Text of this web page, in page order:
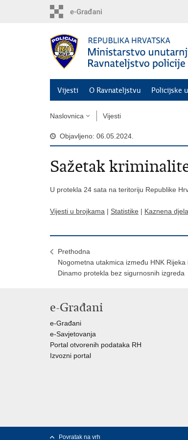
Vijesti O Ravnateljstvu Policijske
Naslovnica Vijesti
Objavljeno: 06.05.2024.
Sažetak
U protekla 24 sata na teritoriju Republike
Vijesti u brojkama | Statistike | Kaznena
Prethodna
Nogometna utakmica između HNK Rijeka
Dinamo protekla bez sigurnosnih izgreda
e-Građani
e-Građani
e-Savjetovanja
Portal otvorenih podataka RH
Izvozni portal
Povratak na vrh